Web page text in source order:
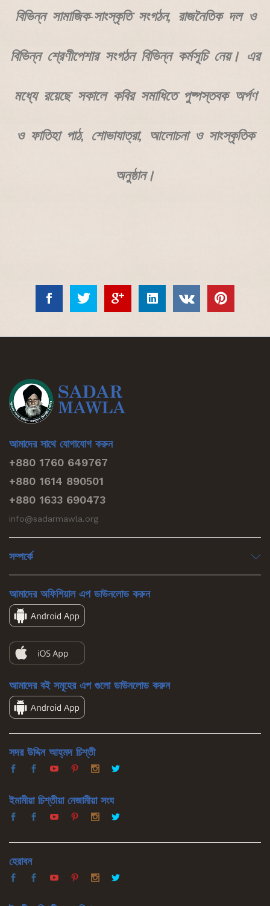
বিভিন্ন সামাজিক-সাংস্কৃতি সংগঠন, রাজনৈতিক দল ও
বিভিন্ন শ্রেণীপেশার সংগঠন বিভিন্ন কর্মসূচি নেয়। এর
মধ্যে রয়েছে সকালে কবির সমাধিতে পুষ্পস্তবক অর্পণ
ও ফাতিহা পাঠ, শোভাযাত্রা, আলোচনা ও সাংস্কৃতিক
অনুষ্ঠান।
আমাদের সাথে যোগাযোগ করুন
+880 1760 649767
+880 1614 890501
+880 1633 690473
info@sadarmawla.org
সম্পর্কে
আমাদের অফিশিয়াল এপ ডাউনলোড করুন
আমাদের বই সমূহের এপ গুলো ডাউনলোড করুন
সদর উদ্দিন আহ্‌মদ চিশ্‌তী
ইমামীয়া চিশ্‌তীয়া নেজামীয়া সংঘ
হেরাবন